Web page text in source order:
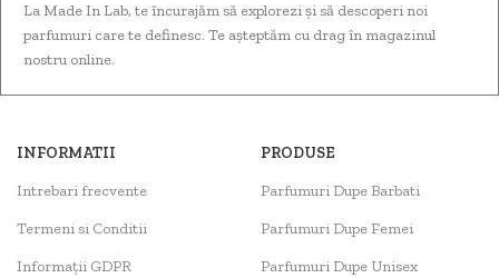
La Made In Lab, te încurajăm să explorezi și să descoperi noi
parfumuri care te definesc. Te așteptăm cu drag în magazinul
nostru online.
INFORMATII
Intrebari frecvente
Termeni si Conditii
Informații GDPR
PRODUSE
Parfumuri Dupe Barbati
Parfumuri Dupe Femei
Parfumuri Dupe Unisex